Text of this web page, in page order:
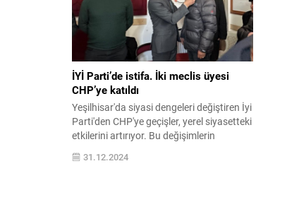
İYİ Parti’de istifa. İki meclis üyesi
CHP’ye katıldı
Yeşilhisar'da siyasi dengeleri değiştiren İyi
Parti'den CHP'ye geçişler, yerel siyasetteki
etkilerini artırıyor. Bu değişimlerin
ardındaki sebepler ve sonuçları hakkında
detaylı bir inceleme.
31.12.2024